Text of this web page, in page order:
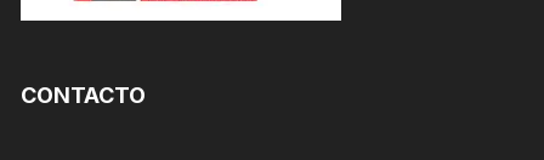
CONTACTO